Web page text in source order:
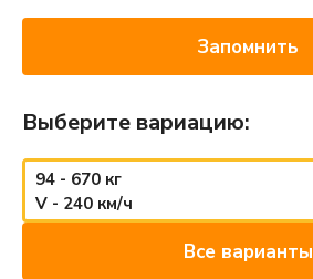
Запомнить
Выберите вариацию:
94 - 670 кг
V - 240 км/ч
Все варианты